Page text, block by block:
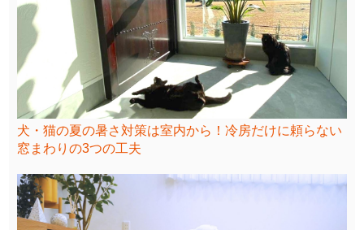
犬・猫の夏の暑さ対策は室内から！冷房だけに頼らない
窓まわりの3つの工夫